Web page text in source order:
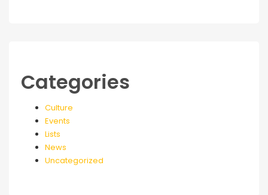
Categories
Culture
Events
Lists
News
Uncategorized